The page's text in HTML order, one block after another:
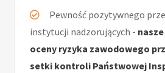
Pewność pozytywnego
instytucji nadzorujących -
oceny ryzyka zawodowego
setki kontroli Państwowej